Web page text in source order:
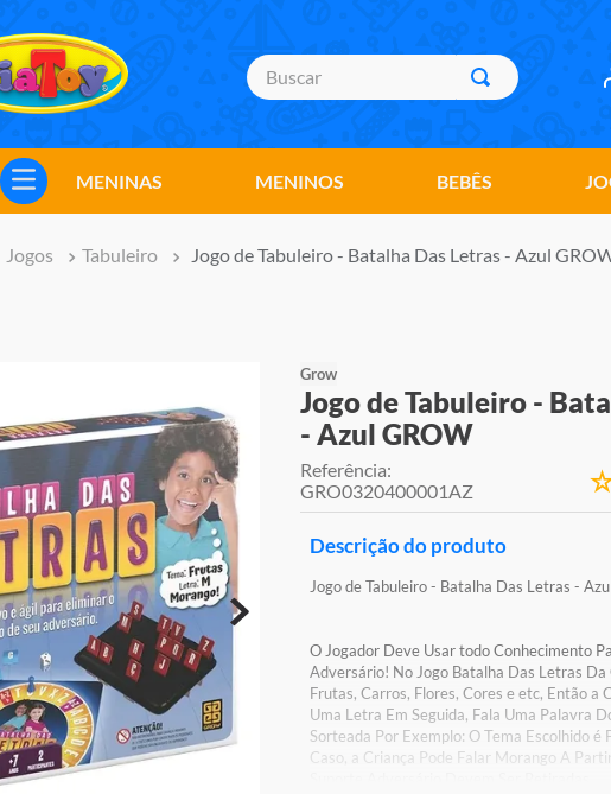
Buscar
MENINAS MENINOS BEBÊS
Jogos Tabuleiro Jogo de Tabuleiro - Batalha Das Letras - Azul
Grow
Jogo de Tabuleiro -
- Azul GROW
Referência:
GRO0320400001AZ
Descrição do produto
Jogo de Tabuleiro - Batalha Das Letras -
O Jogador Deve Usar todo Conhecimento
Adversário! No Jogo Batalha Das Letras Da
Frutas, Carros, Flores, Cores e etc, Então a
Uma Letra Em Seguida, Fala Uma Palavra
Sorteada Por Exemplo: O Tema Escolhido
Caso, a Criança Pode Falar Morango A